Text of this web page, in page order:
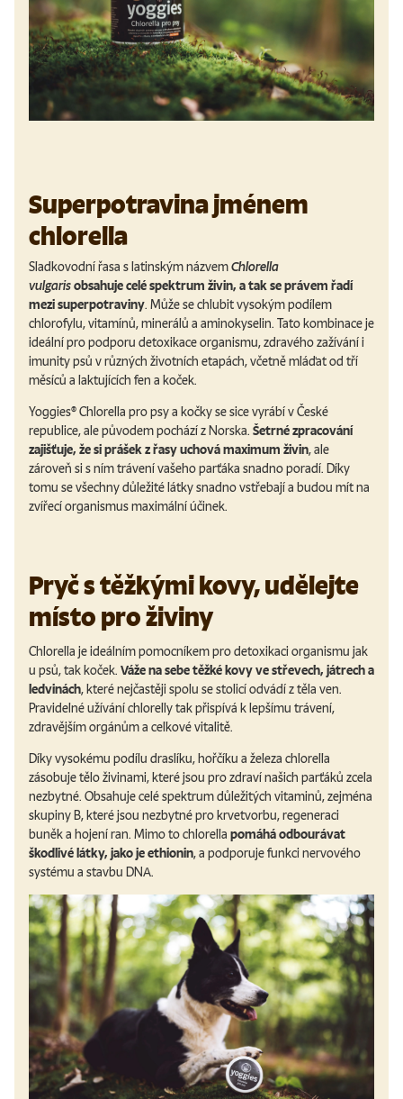
Superpotravina jménem
chlorella
Sladkovodní řasa s latinským názvemChlorella
vulgarisobsahuje celé spektrum živin, a tak se právem řadí
mezi superpotraviny. Může se chlubit vysokým podílem
chlorofylu, vitamínů, minerálů a aminokyselin. Tato kombinace je
ideální pro podporu detoxikace organismu, zdravého zažívání i
imunity psů v různých životních etapách, včetně mláďat od tří
měsíců a laktujících fen a koček.
Yoggies® Chlorella pro psy a kočky se sice vyrábí v České
republice, ale původem pochází z Norska. Šetrné zpracování
zajišťuje, že si prášek z řasy uchová maximum živin, ale
zároveň si s ním trávení vašeho parťáka snadno poradí. Díky
tomu se všechny důležité látky snadno vstřebají a budou mít na
zvířecí organismus maximální účinek.
Pryč s těžkými kovy, udělejte
místo pro živiny
Chlorella je ideálním pomocníkem pro detoxikaci organismu jak
u psů, tak koček. Váže na sebe těžké kovy ve střevech, játrech a
ledvinách, které nejčastěji spolu se stolicí odvádí z těla ven.
Pravidelné užívání chlorelly tak přispívá k lepšímu trávení,
zdravějším orgánům a celkové vitalitě.
Díky vysokému podílu draslíku, hořčíku a železa chlorella
zásobuje tělo živinami, které jsou pro zdraví našich parťáků zcela
nezbytné. Obsahuje celé spektrum důležitých vitaminů, zejména
skupiny B, které jsou nezbytné pro krvetvorbu, regeneraci
buněk a hojení ran. Mimo to chlorella pomáhá odbourávat
škodlivé látky, jako je ethionin, a podporuje funkci nervového
systému a stavbu DNA.